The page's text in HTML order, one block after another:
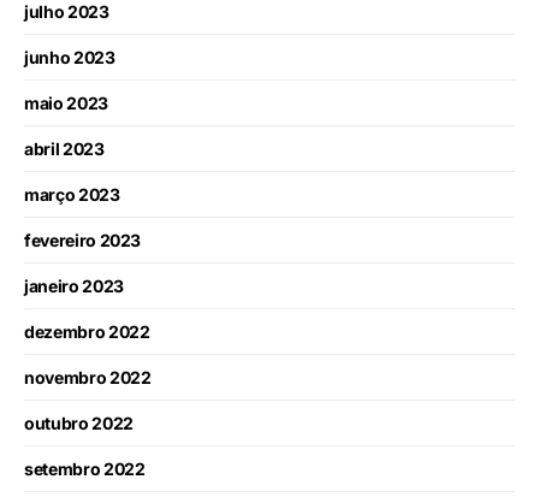
julho 2023
junho 2023
maio 2023
abril 2023
março 2023
fevereiro 2023
janeiro 2023
dezembro 2022
novembro 2022
outubro 2022
setembro 2022